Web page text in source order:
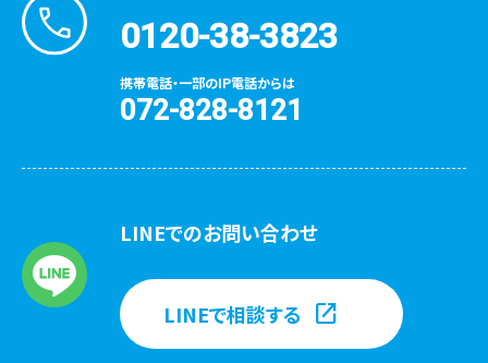
0120-38-3823
携帯電話・一部のIP電話からは
072-828-8121
LINEでのお問い合わせ
LINEで相談する